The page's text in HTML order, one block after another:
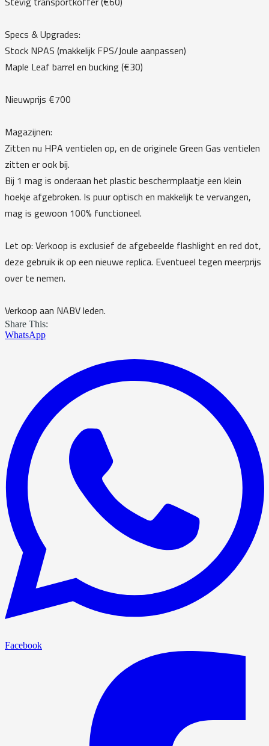
Specs & Upgrades:
Stock NPAS (makkelijk FPS/Joule aanpassen)
Maple Leaf barrel en bucking (€30)
Nieuwprijs €700
Magazijnen:
Zitten nu HPA ventielen op, en de originele Green Gas ventielen
zitten er ook bij.
Bij 1 mag is onderaan het plastic beschermplaatje een klein
hoekje afgebroken. Is puur optisch en makkelijk te vervangen,
mag is gewoon 100% functioneel.
Let op: Verkoop is exclusief de afgebeelde flashlight en red dot,
deze gebruik ik op een nieuwe replica. Eventueel tegen meerprijs
over te nemen.
Verkoop aan NABV leden.
Share This:
WhatsApp
Facebook